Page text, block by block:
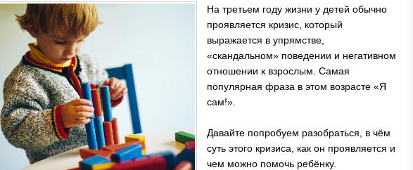
На третьем году жизни у детей обычно
проявляется кризис, который
выражается в упрямстве,
«скандальном» поведении и негативном
отношении к взрослым. Самая
популярная фраза в этом возрасте «Я
сам!».
Давайте попробуем разобраться, в чём
суть этого кризиса, как он проявляется и
чем можно помочь ребёнку.